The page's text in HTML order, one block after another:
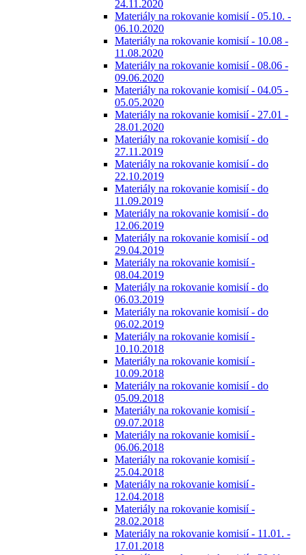
24.11.2020
Materiály na rokovanie komisií - 05.10. -
06.10.2020
Materiály na rokovanie komisií - 10.08 -
11.08.2020
Materiály na rokovanie komisií - 08.06 -
09.06.2020
Materiály na rokovanie komisií - 04.05 -
05.05.2020
Materiály na rokovanie komisií - 27.01 -
28.01.2020
Materiály na rokovanie komisií - do
27.11.2019
Materiály na rokovanie komisií - do
22.10.2019
Materiály na rokovanie komisií - do
11.09.2019
Materiály na rokovanie komisií - do
12.06.2019
Materiály na rokovanie komisií - od
29.04.2019
Materiály na rokovanie komisií -
08.04.2019
Materiály na rokovanie komisií - do
06.03.2019
Materiály na rokovanie komisií - do
06.02.2019
Materiály na rokovanie komisií -
10.10.2018
Materiály na rokovanie komisií -
10.09.2018
Materiály na rokovanie komisií - do
05.09.2018
Materiály na rokovanie komisií -
09.07.2018
Materiály na rokovanie komisií -
06.06.2018
Materiály na rokovanie komisií -
25.04.2018
Materiály na rokovanie komisií -
12.04.2018
Materiály na rokovanie komisií -
28.02.2018
Materiály na rokovanie komisií - 11.01. -
17.01.2018